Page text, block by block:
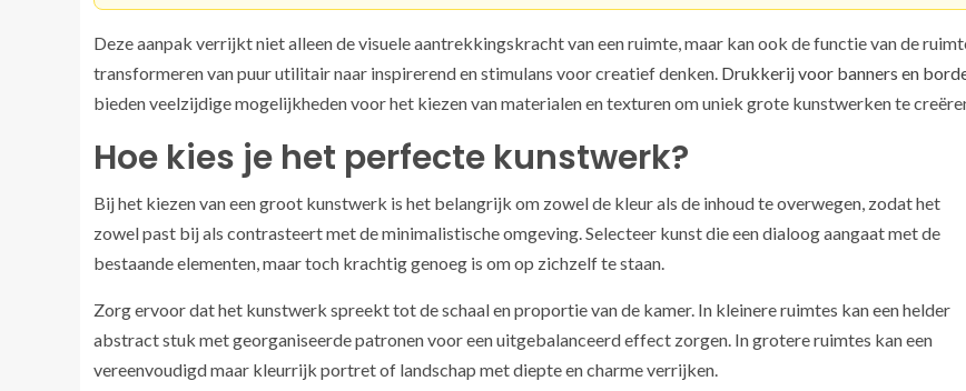
Deze aanpak verrijkt niet alleen de visuele aantrekkingskracht van een ruimte, maar kan ook de functie van de
transformeren van puur utilitair naar inspirerend en stimulans voor creatief denken. Drukkerij voor banners en
bieden veelzijdige mogelijkheden voor het kiezen van materialen en texturen om uniek grote kunstwerken te
Hoe kies je het perfecte kunstwerk?
Bij het kiezen van een groot kunstwerk is het belangrijk om zowel de kleur als de inhoud te overwegen, zodat het
zowel past bij als contrasteert met de minimalistische omgeving. Selecteer kunst die een dialoog aangaat met de
bestaande elementen, maar toch krachtig genoeg is om op zichzelf te staan.
Zorg ervoor dat het kunstwerk spreekt tot de schaal en proportie van de kamer. In kleinere ruimtes kan een helder
abstract stuk met georganiseerde patronen voor een uitgebalanceerd effect zorgen. In grotere ruimtes kan een
vereenvoudigd maar kleurrijk portret of landschap met diepte en charme verrijken.